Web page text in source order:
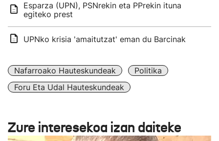
Esparza (UPN), PSNrekin eta PPrekin ituna
egiteko prest
UPNko krisia 'amaitutzat' eman du Barcinak
Nafarroako Hauteskundeak
Politika
Foru Eta Udal Hauteskundeak
Zure interesekoa izan daiteke